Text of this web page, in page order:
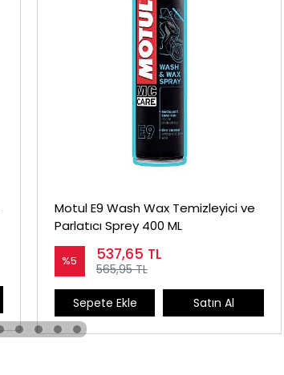
Motul E9 Wash Wax Temizleyici ve
Parlatıcı Sprey 400 ML
%5 537,65 TL
565,95 TL
Sepete Ekle Satın Al